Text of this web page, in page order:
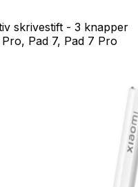
skrivestift - 3 knapper
Pad 7, Pad 7 Pro